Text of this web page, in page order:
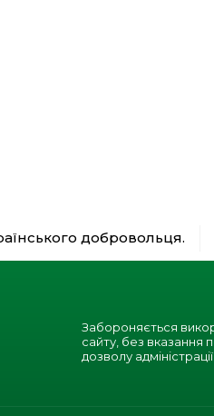
добровольця.
Забороняється
сайту, без вказання
дозволу